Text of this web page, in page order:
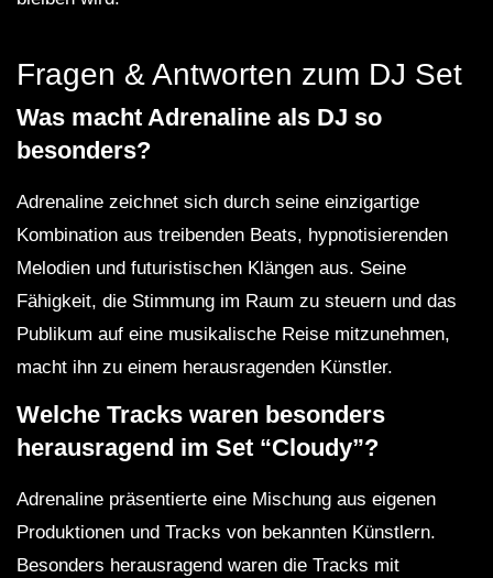
Fragen & Antworten zum DJ Set
Was macht Adrenaline als DJ so
besonders?
Adrenaline zeichnet sich durch seine einzigartige
Kombination aus treibenden Beats, hypnotisierenden
Melodien und futuristischen Klängen aus. Seine
Fähigkeit, die Stimmung im Raum zu steuern und das
Publikum auf eine musikalische Reise mitzunehmen,
macht ihn zu einem herausragenden Künstler.
Welche Tracks waren besonders
herausragend im Set “Cloudy”?
Adrenaline präsentierte eine Mischung aus eigenen
Produktionen und Tracks von bekannten Künstlern.
Besonders herausragend waren die Tracks mit